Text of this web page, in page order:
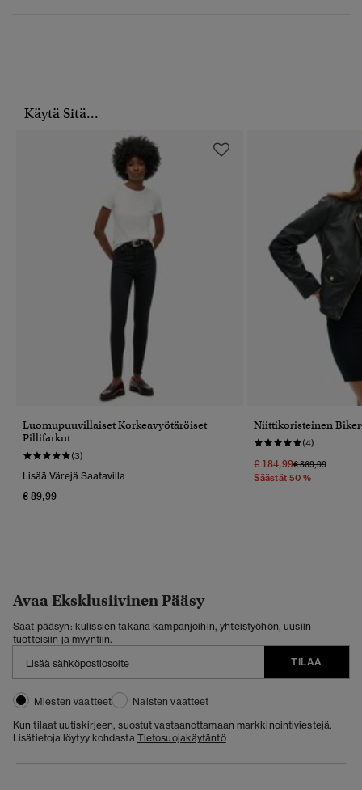
Käytä Sitä...
Luomupuuvillaiset Korkeavyötäröiset
Pillifarkut
(3)
Lisää Värejä Saatavilla
€ 89,99
Niittikoristeinen
(4)
€ 184,99Hinta Alennettu
€ 369,99Hintaan
Säästät 50 %
Avaa Eksklusiivinen Pääsy
Saat pääsyn: kulissien takana kampanjoihin, yhteistyöhön, uusiin
tuotteisiin ja myyntiin.
TILAA
Miesten vaatteet
Naisten vaatteet
Kun tilaat uutiskirjeen, suostut vastaanottamaan markkinointiviestejä.
Lisätietoja löytyy kohdasta Tietosuojakäytäntö